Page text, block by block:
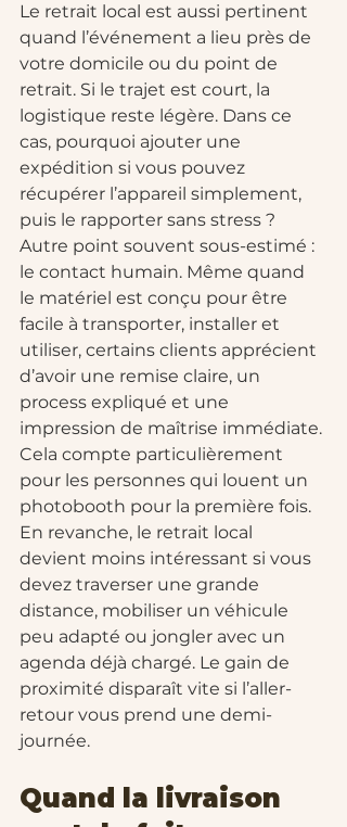
Le retrait local est aussi pertinent
quand l’événement a lieu près de
votre domicile ou du point de
retrait. Si le trajet est court, la
logistique reste légère. Dans ce
cas, pourquoi ajouter une
expédition si vous pouvez
récupérer l’appareil simplement,
puis le rapporter sans stress ?
Autre point souvent sous-estimé :
le contact humain. Même quand
le matériel est conçu pour être
facile à transporter, installer et
utiliser, certains clients apprécient
d’avoir une remise claire, un
process expliqué et une
impression de maîtrise immédiate.
Cela compte particulièrement
pour les personnes qui louent un
photobooth pour la première fois.
En revanche, le retrait local
devient moins intéressant si vous
devez traverser une grande
distance, mobiliser un véhicule
peu adapté ou jongler avec un
agenda déjà chargé. Le gain de
proximité disparaît vite si l’aller-
retour vous prend une demi-
journée.
Quand la livraison